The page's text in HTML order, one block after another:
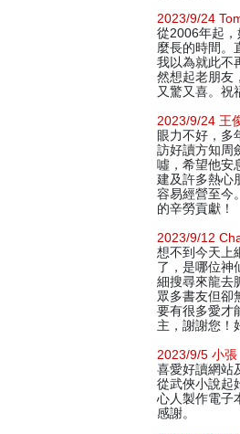
2023/9/24
從2006年起
麼長的時間。
我以為就此不
然想起老朋友
又驚又喜。祝
2023/9/24 王
眼力不好，多
訪好讀方知周
噓，希望他安
建及許多熱心
容易經營至今
的辛勞貢獻！
2023/9/12
想不到今天上
了，是哪位神
細搜尋來龍去
眾多書友但卻
要有很多愛才
主，謝謝您！
2023/9/5 小張
喜愛好讀網站
從武俠小說起
心人製作電子
感謝。